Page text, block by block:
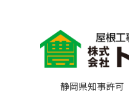
静岡県知事許可